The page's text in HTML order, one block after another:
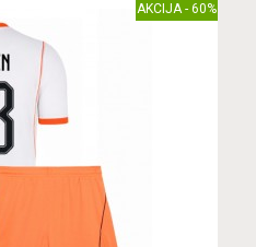
AKCIJA - 60%